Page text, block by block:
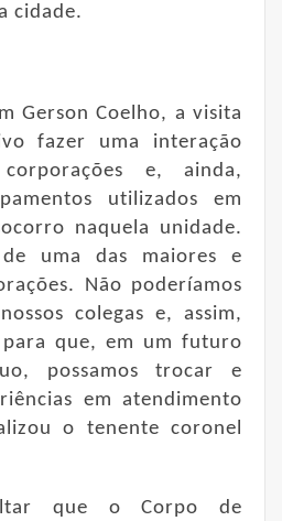
cidade.
Gerson Coelho, a visita
fazer uma interação
e, ainda,
utilizados em
naquela unidade.
de uma das maiores e
Não poderíamos
colegas e, assim,
que, em um futuro
possamos trocar e
em atendimento
o tenente coronel
que oCorpo de